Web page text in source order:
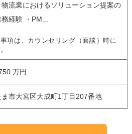
流業におけるソリューション提案の
経験 ・PM...
項は、カウンセリング（面談）時に
万円
市大宮区大成町1丁目207番地